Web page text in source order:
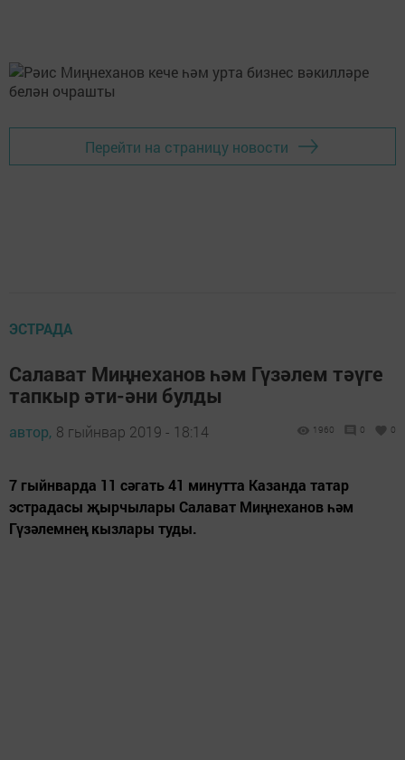
Перейти на страницу новости
ЭСТРАДА
Салават Миңнеханов һәм Гүзәлем тәүге
тапкыр әти-әни булды
автор, 8 гыйнвар 2019 - 18:14 1960 0 0
7 гыйнварда 11 сәгать 41 минутта Казанда татар
эстрадасы җырчылары Салават Миңнеханов һәм
Гүзәлемнең кызлары туды.